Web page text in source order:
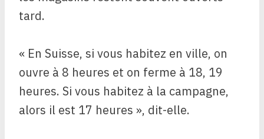
tard.
« En Suisse, si vous habitez en ville, on
ouvre à 8 heures et on ferme à 18, 19
heures. Si vous habitez à la campagne,
alors il est 17 heures », dit-elle.